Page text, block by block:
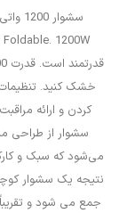
خشک کنید.
کردن و ارائه
سشوار از طراحی
می‌شود که سبک و
نتیجه یک سشوار